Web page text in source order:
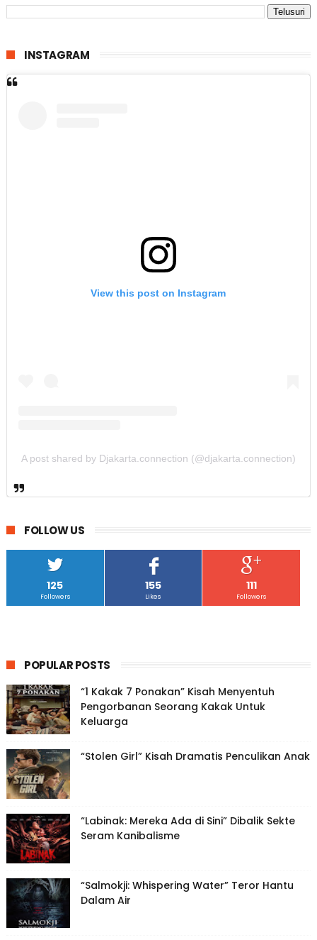
INSTAGRAM
View this post on Instagram
A post shared by Djakarta.connection (@djakarta.connection)
FOLLOW US
125
Followers
155
Likes
111
Followers
POPULAR POSTS
“1 Kakak 7 Ponakan” Kisah Menyentuh
Pengorbanan Seorang Kakak Untuk
Keluarga
“Stolen Girl” Kisah Dramatis Penculikan Anak
“Labinak: Mereka Ada di Sini” Dibalik Sekte
Seram Kanibalisme
“Salmokji: Whispering Water” Teror Hantu
Dalam Air